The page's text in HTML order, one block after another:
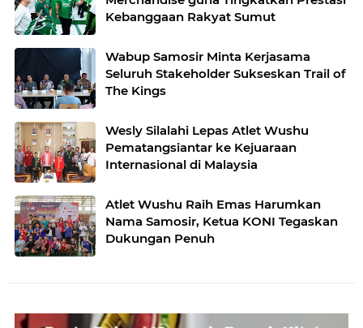
Kebanggaan Rakyat Sumut
Wabup Samosir Minta Kerjasama
Seluruh Stakeholder Sukseskan Trail of
The Kings
Wesly Silalahi Lepas Atlet Wushu
Pematangsiantar ke Kejuaraan
Internasional di Malaysia
Atlet Wushu Raih Emas Harumkan
Nama Samosir, Ketua KONI Tegaskan
Dukungan Penuh